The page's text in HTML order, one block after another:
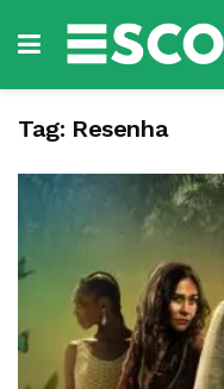
Tag: Resenha